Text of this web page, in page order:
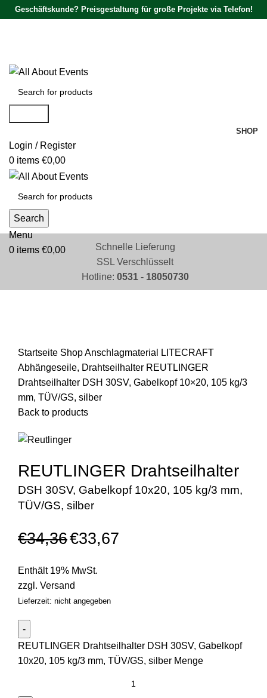
Geschäftskunde? Preisgestaltung für große Projekte via Telefon!
SHOP
Login / Register
0 items €0,00
Search
Menu
0 items €0,00
Schnelle Lieferung
SSL Verschlüsselt
Hotline: 0531 - 18050730
Startseite ShopAnschlagmaterial
LITECRAFT
Abhängeseile, Drahtseilhalter REUTLINGER
Drahtseilhalter DSH 30SV, Gabelkopf 10×20, 105 kg/3
mm, TÜV/GS, silber
Back to products
REUTLINGER Drahtseilhalter
DSH 30SV, Gabelkopf 10x20, 105 kg/3 mm,
TÜV/GS, silber
€34,36€33,67
Enthält 19% MwSt.
zzgl. Versand
Lieferzeit: nicht angegeben
REUTLINGER Drahtseilhalter DSH 30SV, Gabelkopf
10x20, 105 kg/3 mm, TÜV/GS, silber Menge